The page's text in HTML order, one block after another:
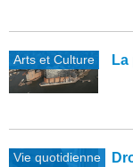
Arts et Culture
Vie quotidienne